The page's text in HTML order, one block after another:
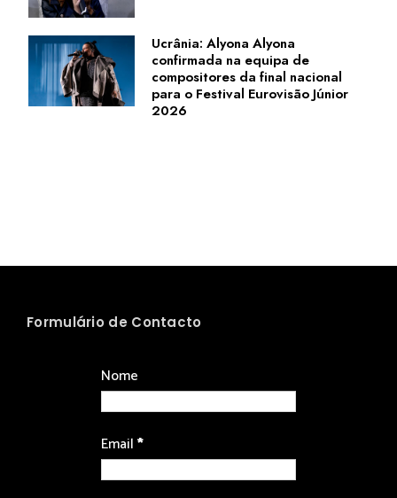
Ucrânia: Alyona Alyona
confirmada na equipa de
compositores da final nacional
para o Festival Eurovisão Júnior
2026
Formulário de Contacto
Nome
Email*